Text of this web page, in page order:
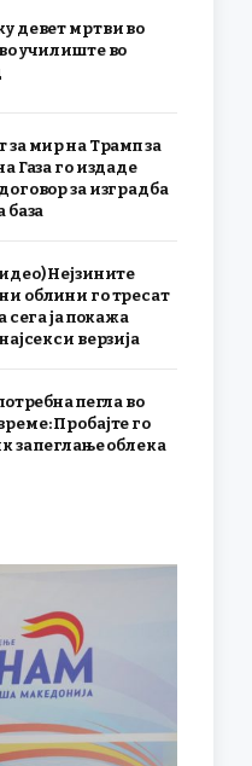
девет мртви во
училиште во
за мир на Трамп за
Газа го издаде
за изградба
база
Нејзините
облини го тресат
сега ја покажа
верзија
пегла во
Пробајте го
за пеглање облека